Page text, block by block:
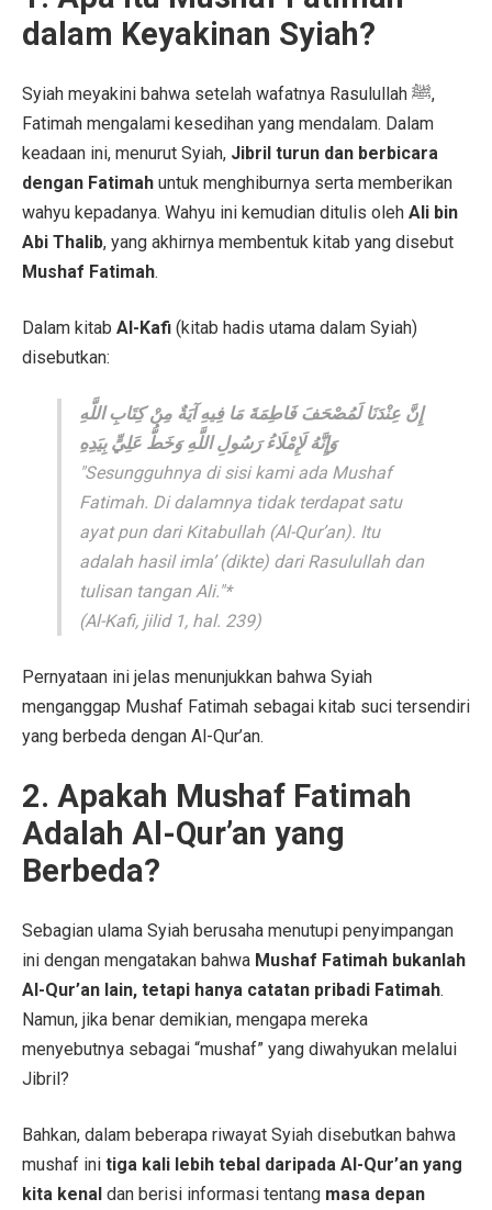
dalam Keyakinan Syiah?
Syiah meyakini bahwa setelah wafatnya Rasulullah ﷺ,
Fatimah mengalami kesedihan yang mendalam. Dalam
keadaan ini, menurut Syiah, Jibril turun dan berbicara
dengan Fatimah untuk menghiburnya serta memberikan
wahyu kepadanya. Wahyu ini kemudian ditulis oleh Ali bin
Abi Thalib, yang akhirnya membentuk kitab yang disebut
Mushaf Fatimah.
Dalam kitab Al-Kafi (kitab hadis utama dalam Syiah)
disebutkan:
إِنَّ عِنْدَنَا لَمُصْحَفَ فَاطِمَةَ مَا فِيهِ آيَةٌ مِنْ كِتَابِ اللَّهِ
وَإِنَّهُ لَإِمْلَاءُ رَسُولِ اللَّهِ وَخَطُّ عَلِيٍّ بِيَدِهِ
"Sesungguhnya di sisi kami ada Mushaf
Fatimah. Di dalamnya tidak terdapat satu
ayat pun dari Kitabullah (Al-Qur’an). Itu
adalah hasil imla’ (dikte) dari Rasulullah dan
tulisan tangan Ali."*
(Al-Kafi, jilid 1, hal. 239)
Pernyataan ini jelas menunjukkan bahwa Syiah
menganggap Mushaf Fatimah sebagai kitab suci tersendiri
yang berbeda dengan Al-Qur’an.
2. Apakah Mushaf Fatimah
Adalah Al-Qur’an yang
Berbeda?
Sebagian ulama Syiah berusaha menutupi penyimpangan
ini dengan mengatakan bahwa Mushaf Fatimah bukanlah
Al-Qur’an lain, tetapi hanya catatan pribadi Fatimah.
Namun, jika benar demikian, mengapa mereka
menyebutnya sebagai “mushaf” yang diwahyukan melalui
Jibril?
Bahkan, dalam beberapa riwayat Syiah disebutkan bahwa
mushaf ini tiga kali lebih tebal daripada Al-Qur’an yang
kita kenal dan berisi informasi tentang masa depan